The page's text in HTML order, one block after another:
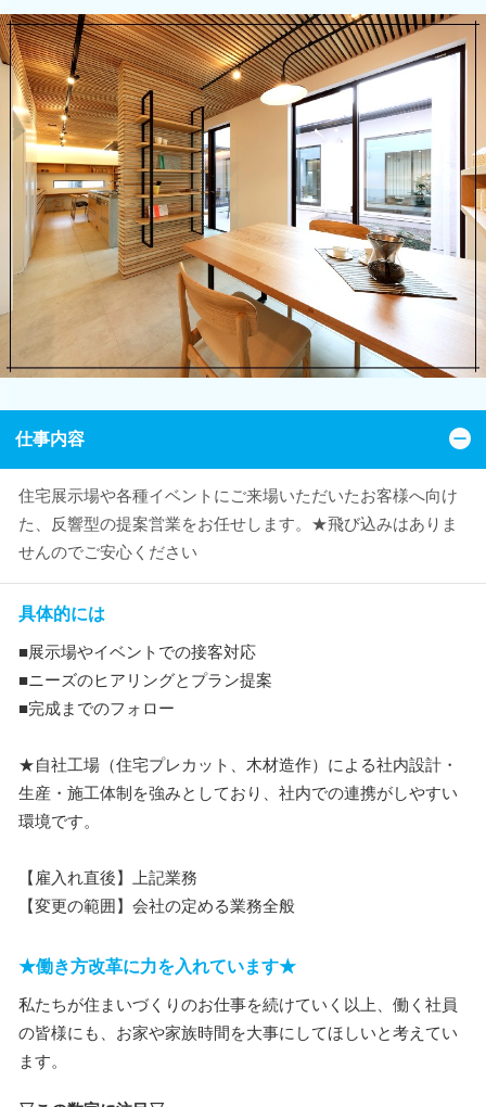
仕事内容
住宅展示場や各種イベントにご来場いただいたお客様へ向け
た、反響型の提案営業をお任せします。★飛び込みはありま
せんのでご安心ください
具体的には
■展示場やイベントでの接客対応
■ニーズのヒアリングとプラン提案
■完成までのフォロー
★自社工場（住宅プレカット、木材造作）による社内設計・
生産・施工体制を強みとしており、社内での連携がしやすい
環境です。
【雇入れ直後】上記業務
【変更の範囲】会社の定める業務全般
★働き方改革に力を入れています★
私たちが住まいづくりのお仕事を続けていく以上、働く社員
の皆様にも、お家や家族時間を大事にしてほしいと考えてい
ます。